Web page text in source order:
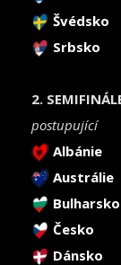
Švédsko
Srbsko
2.
postupující
Albánie
Austrálie
Bulharsko
Česko
Dánsko